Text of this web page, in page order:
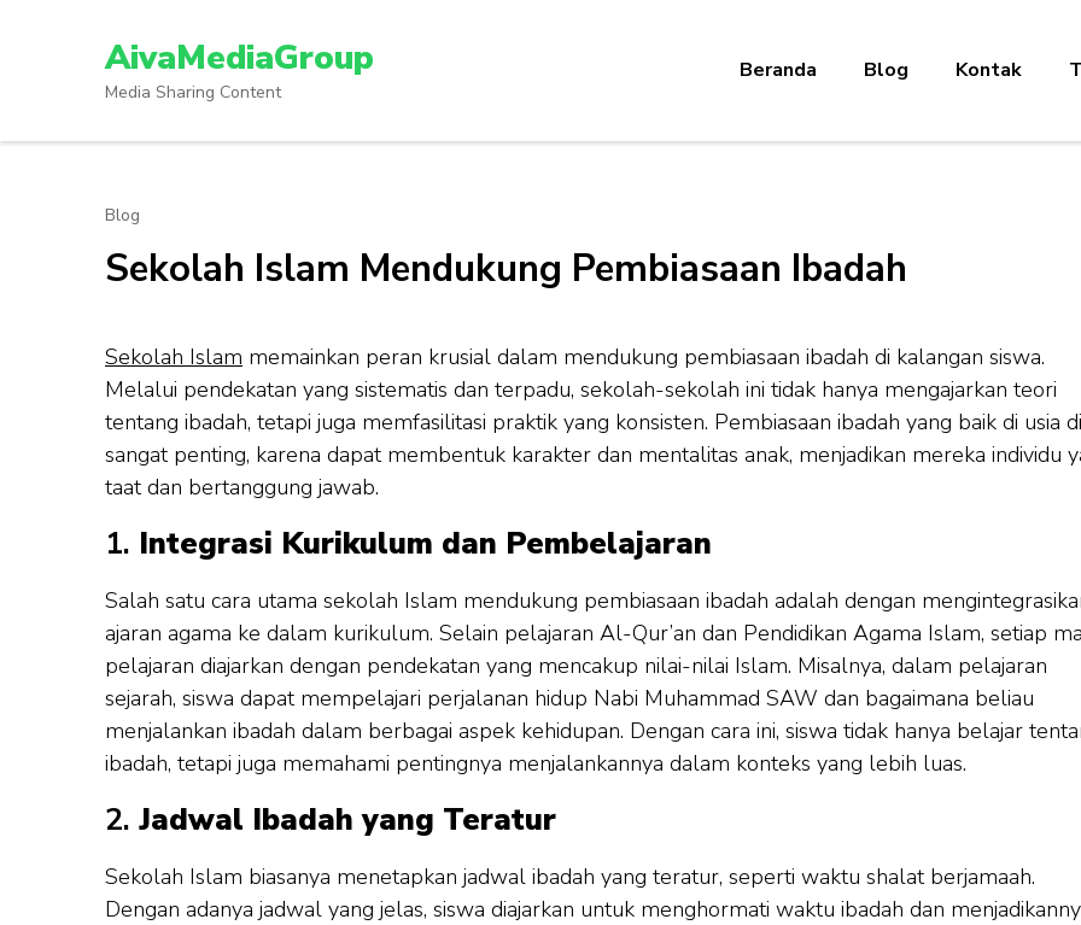
Enter)
AivaMediaGroup
Media Sharing Content
Beranda Blog Kontak
Blog
Sekolah Islam Mendukung Pembiasaan Ibadah
Sekolah Islam memainkan peran krusial dalam mendukung pembiasaan ibadah di kalangan siswa.
Melalui pendekatan yang sistematis dan terpadu, sekolah-sekolah ini tidak hanya mengajarkan teori
tentang ibadah, tetapi juga memfasilitasi praktik yang konsisten. Pembiasaan ibadah yang baik di usia
sangat penting, karena dapat membentuk karakter dan mentalitas anak, menjadikan mereka individu
taat dan bertanggung jawab.
1. Integrasi Kurikulum dan Pembelajaran
Salah satu cara utama sekolah Islam mendukung pembiasaan ibadah adalah dengan
ajaran agama ke dalam kurikulum. Selain pelajaran Al-Qur’an dan Pendidikan Agama Islam, setiap
pelajaran diajarkan dengan pendekatan yang mencakup nilai-nilai Islam. Misalnya, dalam pelajaran
sejarah, siswa dapat mempelajari perjalanan hidup Nabi Muhammad SAW dan bagaimana beliau
menjalankan ibadah dalam berbagai aspek kehidupan. Dengan cara ini, siswa tidak hanya belajar
ibadah, tetapi juga memahami pentingnya menjalankannya dalam konteks yang lebih luas.
2. Jadwal Ibadah yang Teratur
Sekolah Islam biasanya menetapkan jadwal ibadah yang teratur, seperti waktu shalat berjamaah.
Dengan adanya jadwal yang jelas, siswa diajarkan untuk menghormati waktu ibadah dan